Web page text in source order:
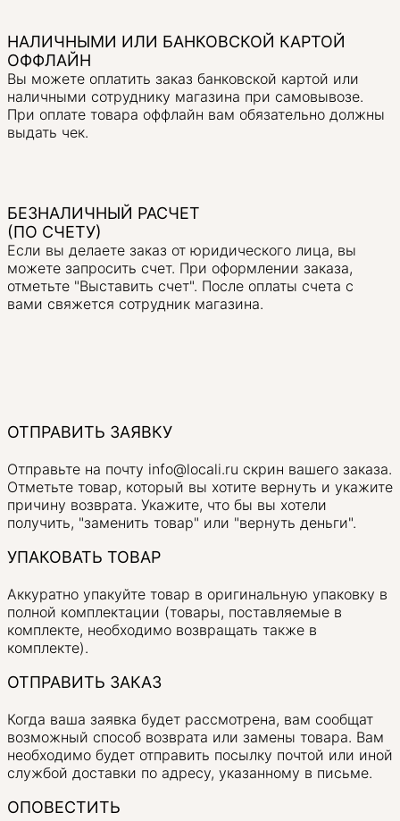
НАЛИЧНЫМИ ИЛИ БАНКОВСКОЙ КАРТОЙ
ОФФЛАЙН
Вы можете оплатить заказ банковской картой или
наличными сотруднику магазина при самовывозе.
При оплате товара оффлайн вам обязательно должны
выдать чек.
БЕЗНАЛИЧНЫЙ РАСЧЕТ
(ПО СЧЕТУ)
Если вы делаете заказ от юридического лица, вы
можете запросить счет. При оформлении заказа,
отметьте "Выставить счет". После оплаты счета с
вами свяжется сотрудник магазина.
ОТПРАВИТЬ ЗАЯВКУ
Отправьте на почту info@locali.ru скрин вашего заказа.
Отметьте товар, который вы хотите вернуть и укажите
причину возврата. Укажите, что бы вы хотели
получить, "заменить товар" или "вернуть деньги".
УПАКОВАТЬ ТОВАР
Аккуратно упакуйте товар в оригинальную упаковку в
полной комплектации (товары, поставляемые в
комплекте, необходимо возвращать также в
комплекте).
ОТПРАВИТЬ ЗАКАЗ
Когда ваша заявка будет рассмотрена, вам сообщат
возможный способ возврата или замены товара. Вам
необходимо будет отправить посылку почтой или иной
службой доставки по адресу, указанному в письме.
ОПОВЕСТИТЬ